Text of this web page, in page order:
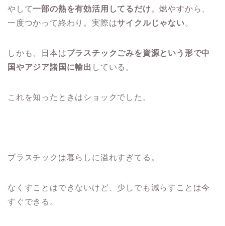
やして一部の熱を有効活用してるだけ。燃やすから、
一度つかって終わり。実際はサイクルじゃない。
しかも、日本はプラスチックごみを資源という形で中
国やアジア諸国に輸出 している。
これを知ったときはショックでした。
プラスチックは暮らしに溢れすぎてる。
なくすことはできないけど、少しでも減らすことは今
すぐできる。